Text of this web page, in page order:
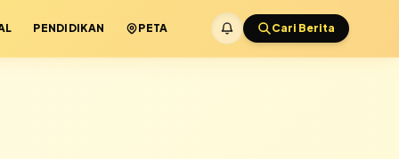
PENDIDIKAN PETA Cari Berita